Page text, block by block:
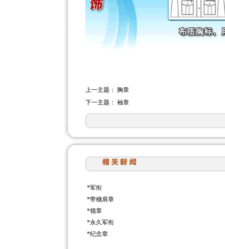
上一主题：
胸章
下一主题： 袖章
*军衔
*带穗肩章
*领章
*永久军衔
*纪念章